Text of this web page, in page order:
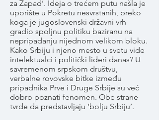
za Zapad’. Ideja o trećem putu našla je
uporište u Pokretu nesvrstanih, preko
koga je jugoslovenski državni vrh
gradio spoljnu politiku baziranu na
nepripadanju nijednom velikom bloku.
Kako Srbiju i njeno mesto u svetu vide
intelektualci i politički lideri danas? U
savremenom srpskom društvu,
verbalne rovovske bitke između
pripadnika Prve i Druge Srbije su već
dobro poznati fenomen. Obe strane
tvrde da predstavljaju ‘bolju Srbiju’.